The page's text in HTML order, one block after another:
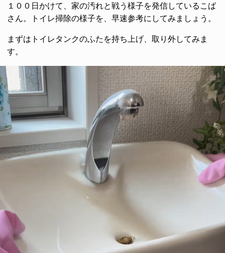
１００日かけて、家の汚れと戦う様子を発信しているこば
さん。トイレ掃除の様子を、早速参考にしてみましょう。
まずはトイレタンクのふたを持ち上げ、取り外してみま
す。